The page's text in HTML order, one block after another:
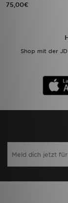
75,00€
Shop mit der